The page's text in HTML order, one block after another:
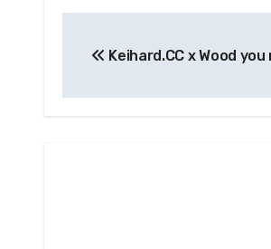
Keihard.CC x Wood